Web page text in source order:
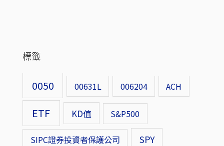
標籤
0050 00631L 006204 ACH
ETF KD值 S&P500
SIPC證券投資者保護公司
SPY